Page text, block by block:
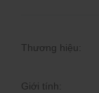
Thương hiệu:
Giới tính: